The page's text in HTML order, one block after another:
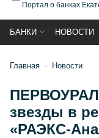
Портал о банках
БАНКИ НОВОСТИ
Главная Новости
звезды в
«РАЭКС-